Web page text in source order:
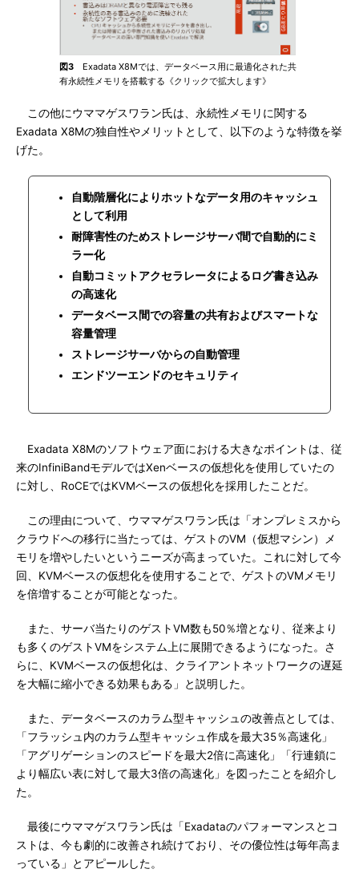
図3 Exadata X8Mでは、データベース用に最適化された共
有永続性メモリを搭載する《クリックで拡大します》
この他にウママゲスワラン氏は、永続性メモリに関する
Exadata X8Mの独自性やメリットとして、以下のような特徴を挙
げた。
自動階層化によりホットなデータ用のキャッシュ
として利用
耐障害性のためストレージサーバ間で自動的にミ
ラー化
自動コミットアクセラレータによるログ書き込み
の高速化
データベース間での容量の共有およびスマートな
容量管理
ストレージサーバからの自動管理
エンドツーエンドのセキュリティ
Exadata X8Mのソフトウェア面における大きなポイントは、従
来のInfiniBandモデルではXenベースの仮想化を使用していたの
に対し、RoCEではKVMベースの仮想化を採用したことだ。
この理由について、ウママゲスワラン氏は「オンプレミスから
クラウドへの移行に当たっては、ゲストのVM（仮想マシン）メ
モリを増やしたいというニーズが高まっていた。これに対して今
回、KVMベースの仮想化を使用することで、ゲストのVMメモリ
を倍増することが可能となった。
また、サーバ当たりのゲストVM数も50％増となり、従来より
も多くのゲストVMをシステム上に展開できるようになった。さ
らに、KVMベースの仮想化は、クライアントネットワークの遅延
を大幅に縮小できる効果もある」と説明した。
また、データベースのカラム型キャッシュの改善点としては、
「フラッシュ内のカラム型キャッシュ作成を最大35％高速化」
「アグリゲーションのスピードを最大2倍に高速化」「行連鎖に
より幅広い表に対して最大3倍の高速化」を図ったことを紹介し
た。
最後にウママゲスワラン氏は「Exadataのパフォーマンスとコ
ストは、今も劇的に改善され続けており、その優位性は毎年高ま
っている」とアピールした。